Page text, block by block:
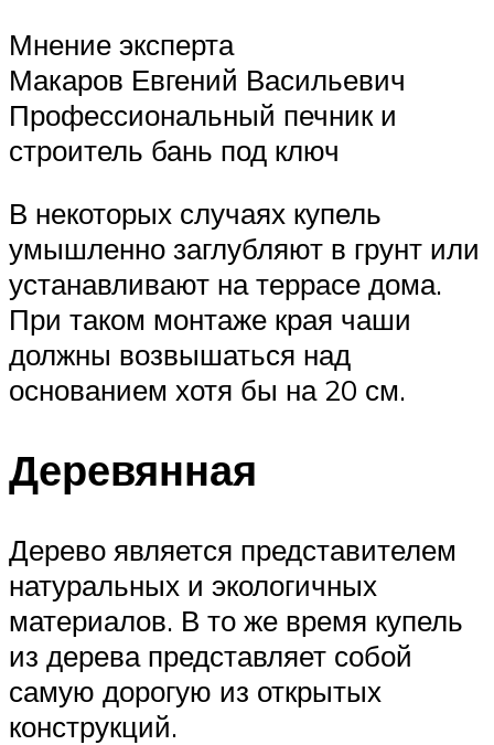
Мнение эксперта
Макаров Евгений Васильевич
Профессиональный печник и
строитель бань под ключ
В некоторых случаях купель
умышленно заглубляют в грунт или
устанавливают на террасе дома.
При таком монтаже края чаши
должны возвышаться над
основанием хотя бы на 20 см.
Деревянная
Дерево является представителем
натуральных и экологичных
материалов. В то же время купель
из дерева представляет собой
самую дорогую из открытых
конструкций.